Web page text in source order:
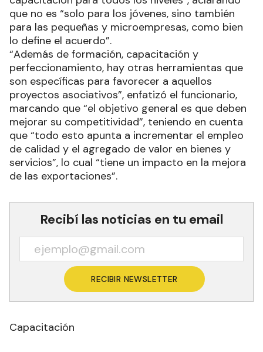
que no es “solo para los jóvenes, sino también
para las pequeñas y microempresas, como bien
lo define el acuerdo”.
“Además de formación, capacitación y
perfeccionamiento, hay otras herramientas que
son específicas para favorecer a aquellos
proyectos asociativos”, enfatizó el funcionario,
marcando que “el objetivo general es que deben
mejorar su competitividad”, teniendo en cuenta
que “todo esto apunta a incrementar el empleo
de calidad y el agregado de valor en bienes y
servicios”, lo cual “tiene un impacto en la mejora
de las exportaciones”.
Recibí las noticias en tu email
RECIBIR NEWSLETTER
Capacitación